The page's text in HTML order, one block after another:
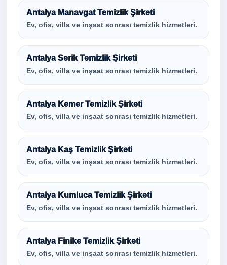
Antalya Manavgat Temizlik Şirketi
Ev, ofis, villa ve inşaat sonrası temizlik hizmetleri.
Antalya Serik Temizlik Şirketi
Ev, ofis, villa ve inşaat sonrası temizlik hizmetleri.
Antalya Kemer Temizlik Şirketi
Ev, ofis, villa ve inşaat sonrası temizlik hizmetleri.
Antalya Kaş Temizlik Şirketi
Ev, ofis, villa ve inşaat sonrası temizlik hizmetleri.
Antalya Kumluca Temizlik Şirketi
Ev, ofis, villa ve inşaat sonrası temizlik hizmetleri.
Antalya Finike Temizlik Şirketi
Ev, ofis, villa ve inşaat sonrası temizlik hizmetleri.